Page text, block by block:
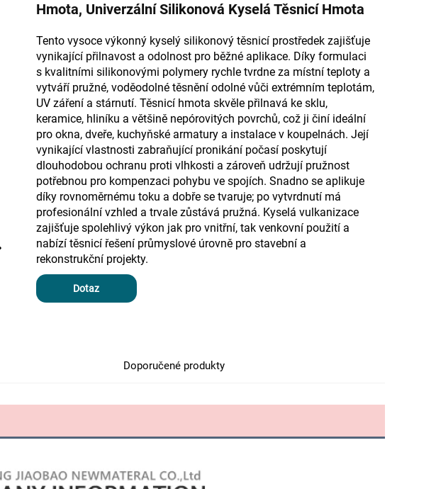
Hmota, Univerzální Silikonová Kyselá Těsnicí Hmota
Tento vysoce výkonný kyselý silikonový těsnicí prostředek zajišťuje
vynikající přilnavost a odolnost pro běžné aplikace. Díky formulaci
s kvalitními silikonovými polymery rychle tvrdne za místní teploty a
vytváří pružné, voděodolné těsnění odolné vůči extrémním teplotám,
UV záření a stárnutí. Těsnicí hmota skvěle přilnavá ke sklu,
keramice, hliníku a většině nepórovitých povrchů, což ji činí ideální
pro okna, dveře, kuchyňské armatury a instalace v koupelnách. Její
vynikající vlastnosti zabraňující pronikání počasí poskytují
dlouhodobou ochranu proti vlhkosti a zároveň udržují pružnost
potřebnou pro kompenzaci pohybu ve spojích. Snadno se aplikuje
díky rovnoměrnému toku a dobře se tvaruje; po vytvrdnutí má
profesionální vzhled a trvale zůstává pružná. Kyselá vulkanizace
zajišťuje spolehlivý výkon jak pro vnitřní, tak venkovní použití a
nabízí těsnicí řešení průmyslové úrovně pro stavební a
rekonstrukční projekty.
Dotaz
Doporučené produkty